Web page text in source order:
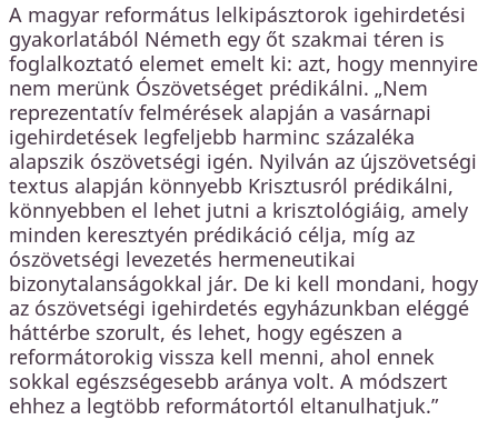
A magyar református lelkipásztorok igehirdetési
gyakorlatából Németh egy őt szakmai téren is
foglalkoztató elemet emelt ki: azt, hogy mennyire
nem merünk Ószövetséget prédikálni. „Nem
reprezentatív felmérések alapján a vasárnapi
igehirdetések legfeljebb harminc százaléka
alapszik ószövetségi igén. Nyilván az újszövetségi
textus alapján könnyebb Krisztusról prédikálni,
könnyebben el lehet jutni a krisztológiáig, amely
minden keresztyén prédikáció célja, míg az
ószövetségi levezetés hermeneutikai
bizonytalanságokkal jár. De ki kell mondani, hogy
az ószövetségi igehirdetés egyházunkban eléggé
háttérbe szorult, és lehet, hogy egészen a
reformátorokig vissza kell menni, ahol ennek
sokkal egészségesebb aránya volt. A módszert
ehhez a legtöbb reformátortól eltanulhatjuk.”